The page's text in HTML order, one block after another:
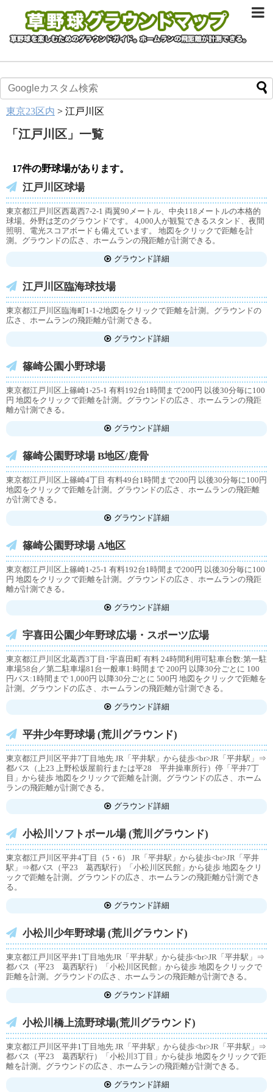
東京23区内 > 江戸川区
「 江戸川区 」 一覧
17件の野球場があります。
江戸川区球場
東京都江戸川区西葛西7-2-1 両翼90メートル、中央118メートルの本格的
球場。外野は芝のグラウンドです。 4,000人が観覧できるスタンド、夜間
照明、電光スコアボードも備えています。 地図をクリックで距離を計
測。グラウンドの広さ、ホームランの飛距離が計測できる。
グラウンド詳細
江戸川区臨海球技場
東京都江戸川区臨海町1-1-2地図をクリックで距離を計測。グラウンドの
広さ、ホームランの飛距離が計測できる。
グラウンド詳細
篠崎公園小野球場
東京都江戸川区上篠崎1-25-1 有料192台1時間まで200円 以後30分毎に100
円 地図をクリックで距離を計測。グラウンドの広さ、ホームランの飛距
離が計測できる。
グラウンド詳細
篠崎公園野球場 B地区/鹿骨
東京都江戸川区上篠崎4丁目 有料49台1時間まで200円 以後30分毎に100円
地図をクリックで距離を計測。グラウンドの広さ、ホームランの飛距離
が計測できる。
グラウンド詳細
篠崎公園野球場 A地区
東京都江戸川区上篠崎1-25-1 有料192台1時間まで200円 以後30分毎に100
円 地図をクリックで距離を計測。グラウンドの広さ、ホームランの飛距
離が計測できる。
グラウンド詳細
宇喜田公園少年野球広場・スポーツ広場
東京都江戸川区北葛西3丁目･宇喜田町 有料 24時間利用可駐車台数:第一駐
車場58台／第二駐車場81台一般車1:時間まで 200円 以降30分ごとに 100
円バス:1時間まで 1,000円 以降30分ごとに 500円 地図をクリックで距離を
計測。グラウンドの広さ、ホームランの飛距離が計測できる。
グラウンド詳細
平井少年野球場 (荒川グラウンド)
東京都江戸川区平井7丁目地先 JR「平井駅」から徒歩<br>JR「平井駅」⇒
都バス（上23 上野松坂屋前行または平28 平井操車所行）停「平井7丁
目」から徒歩 地図をクリックで距離を計測。グラウンドの広さ、ホーム
ランの飛距離が計測できる。
グラウンド詳細
小松川ソフトボール場 (荒川グラウンド)
東京都江戸川区平井4丁目（5・6） JR「平井駅」から徒歩<br>JR「平井
駅」⇒都バス（平23 葛西駅行）「小松川区民館」から徒歩 地図をクリ
ックで距離を計測。グラウンドの広さ、ホームランの飛距離が計測でき
る。
グラウンド詳細
小松川少年野球場 (荒川グラウンド)
東京都江戸川区平井1丁目地先JR「平井駅」から徒歩<br>JR「平井駅」⇒
都バス（平23 葛西駅行）「小松川区民館」から徒歩 地図をクリックで
距離を計測。グラウンドの広さ、ホームランの飛距離が計測できる。
グラウンド詳細
小松川橋上流野球場(荒川グラウンド)
東京都江戸川区平井1丁目地先 JR「平井駅」から徒歩<br>JR「平井駅」⇒
都バス（平23 葛西駅行）「小松川3丁目」から徒歩 地図をクリックで距
離を計測。グラウンドの広さ、ホームランの飛距離が計測できる。
グラウンド詳細